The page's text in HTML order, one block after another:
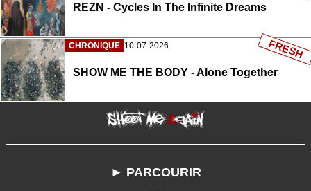
REZN - Cycles In The Infinite Dreams
CHRONIQUE 10-07-2026
SHOW ME THE BODY - Alone Together
FRESH
► PARCOURIR